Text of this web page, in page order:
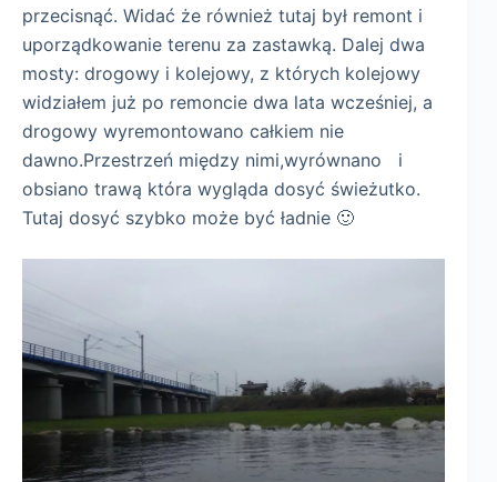
przecisnąć. Widać że również tutaj był remont i
uporządkowanie terenu za zastawką. Dalej dwa
mosty: drogowy i kolejowy, z których kolejowy
widziałem już po remoncie dwa lata wcześniej, a
drogowy wyremontowano całkiem nie
dawno.Przestrzeń między nimi,wyrównano i
obsiano trawą która wygląda dosyć świeżutko.
Tutaj dosyć szybko może być ładnie 🙂